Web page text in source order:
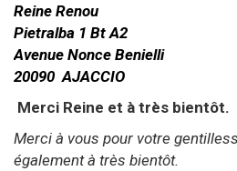
Reine Renou
Pietralba 1 Bt A2
Avenue Nonce Benielli
20090 AJACCIO
Merci Reine et à très bientôt.
Merci à vous pour votre
également à très bientôt.